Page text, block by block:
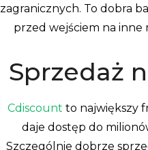
zagranicznych. To dobra
przed wejściem na inne
Sprzedaż
Cdiscount to największy
daje dostęp do
Szczególnie dobrze